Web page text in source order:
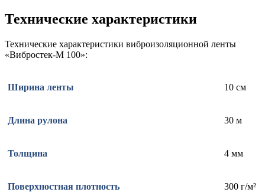
Технические характеристики
Технические характеристики виброизоляционной ленты
«Вибростек-М 100»:
Ширина ленты 10 см
Длина рулона 30 м
Толщина 4 мм
Поверхностная плотность 300 г/м²